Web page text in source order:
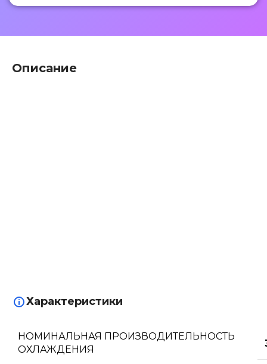
Описание
Характеристики
НОМИНАЛЬНАЯ ПРОИЗВОДИТЕЛЬНОСТЬ
ОХЛАЖДЕНИЯ